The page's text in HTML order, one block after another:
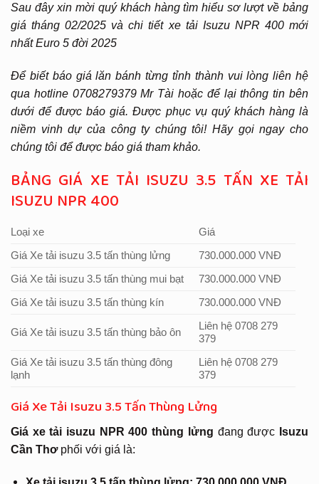
Sau đây xin mời quý khách hàng tìm hiểu sơ lượt về bảng
giá tháng 02/2025 và chi tiết xe tải Isuzu NPR 400 mới
nhất Euro 5 đời 2025
Để biết báo giá lăn bánh từng tỉnh thành vui lòng liên hệ
qua hotline 0708279379 Mr Tài hoặc để lại thông tin bên
dưới để được báo giá. Được phục vụ quý khách hàng là
niềm vinh dự của công ty chúng tôi! Hãy gọi ngay cho
chúng tôi để được báo giá tham khảo.
BẢNG GIÁ XE TẢI ISUZU 3.5 TẤN XE TẢI
ISUZU NPR 400
Loại xe Giá
Giá Xe tải isuzu 3.5 tấn thùng lửng 730.000.000 VNĐ
Giá Xe tải isuzu 3.5 tấn thùng mui bạt 730.000.000 VNĐ
Giá Xe tải isuzu 3.5 tấn thùng kín 730.000.000 VNĐ
Giá Xe tải isuzu 3.5 tấn thùng bảo ôn
Liên hệ 0708 279
379
Giá Xe tải isuzu 3.5 tấn thùng đông
lạnh
Liên hệ 0708 279
379
Giá Xe Tải Isuzu 3.5 Tấn Thùng Lửng
Giá xe tải isuzu NPR 400 thùng lửng đang được Isuzu
Cần Thơphối với giá là: